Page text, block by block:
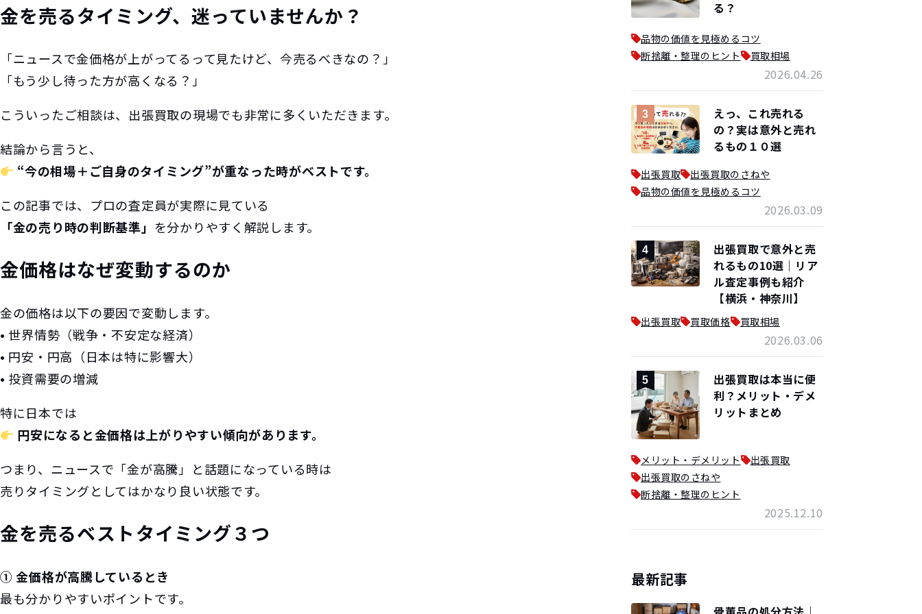
金を売るタイミング、迷っていませんか？
「ニュースで金価格が上がってるって見たけど、今売るべきなの？」
「もう少し待った方が高くなる？」
こういったご相談は、出張買取の現場でも非常に多くいただきます。
結論から言うと、
“今の相場＋ご自身のタイミング”が重なった時がベストです。
この記事では、プロの査定員が実際に見ている
「金の売り時の判断基準」 を分かりやすく解説します。
金価格はなぜ変動するのか
金の価格は以下の要因で変動します。
• 世界情勢（戦争・不安定な経済）
• 円安・円高（日本は特に影響大）
• 投資需要の増減
特に日本では
円安になると金価格は上がりやすい傾向があります。
つまり、ニュースで「金が高騰」と話題になっている時は
売りタイミングとしてはかなり良い状態です。
金を売るベストタイミング３つ
① 金価格が高騰しているとき
最も分かりやすいポイントです。
る？
品物の価値を見極めるコツ
断捨離・整理のヒント
買取相場
2026.04.26
3
えっ、これ売れる
の？実は意外と売れ
るもの１０選
出張買取
出張買取のさねや
品物の価値を見極めるコツ
2026.03.09
4
出張買取で意外と売
れるもの10選｜リア
ル査定事例も紹介
【横浜・神奈川】
出張買取 買取価格 買取相場
2026.03.06
5
出張買取は本当に便
利？メリット・デメ
リットまとめ
メリット・デメリット
出張買取
出張買取のさねや
断捨離・整理のヒント
2025.12.10
最新記事